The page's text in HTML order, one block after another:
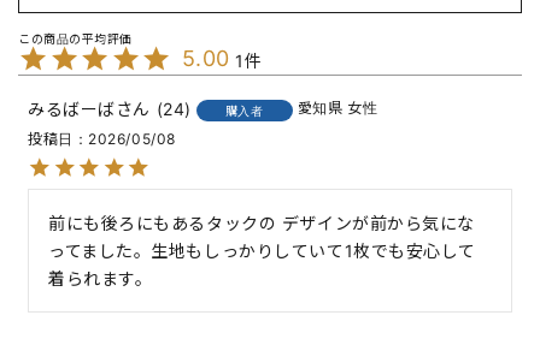
5.00 1
みるばーば 24 購入者 愛知県 女性
投稿日
2026/05/08
前にも後ろにもあるタックの デザインが前から気にな
ってました。生地もしっかりしていて1枚でも安心して
着られます。